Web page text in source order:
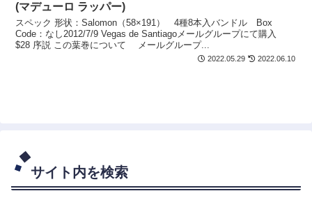
(マデューロ ラッパー)
スペック 形状：Salomon（58×191） 4種8本入バンドル Box
Code：なし2012/7/9 Vegas de Santiagoメールグループにて購入
$28 序説 この葉巻について メールグループ...
2022.05.29 2022.06.10
サイト内を検索